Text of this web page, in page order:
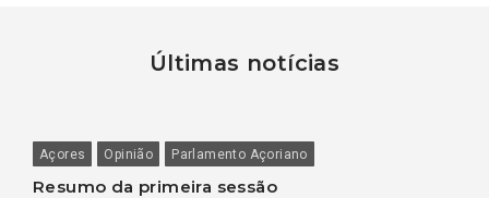
Últimas notícias
Açores Opinião Parlamento Açoriano
Resumo da primeira sessão